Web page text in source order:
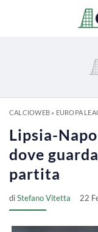
CALCIOWEB» EUROPA
Lipsia-
dove
partita
diStefano Vitetta 22